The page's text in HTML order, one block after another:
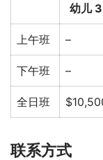
幼儿
上午班 –
下午班 –
全日班
联系方式